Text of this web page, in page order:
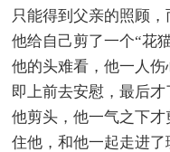
只能得到父亲的照顾
他给自己剪了一个“花
他的头难看，他一人
即上前去安慰，最后
他剪头，他一气之下
住他，和他一起走进